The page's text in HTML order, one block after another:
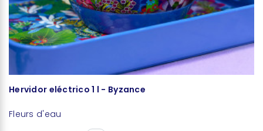
Hervidor eléctrico 1 l - Byzance
Fleurs d'eau